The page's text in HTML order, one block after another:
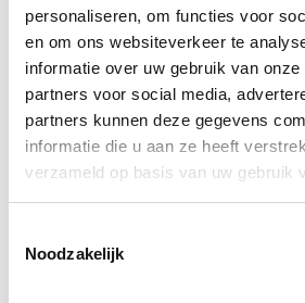
personaliseren, om functies voor
en om ons websiteverkeer te
informatie over uw gebruik van
partners voor social media,
partners kunnen deze gegevens
informatie die u aan ze heeft
verzameld op basis van uw gebruik
Noodzakelijk
complex sieren, en geniet van
hier heerst.
Dilijan Nationaal Park